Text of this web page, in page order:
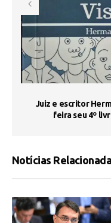
Juiz e escritor
feira seu 4º
Notícias